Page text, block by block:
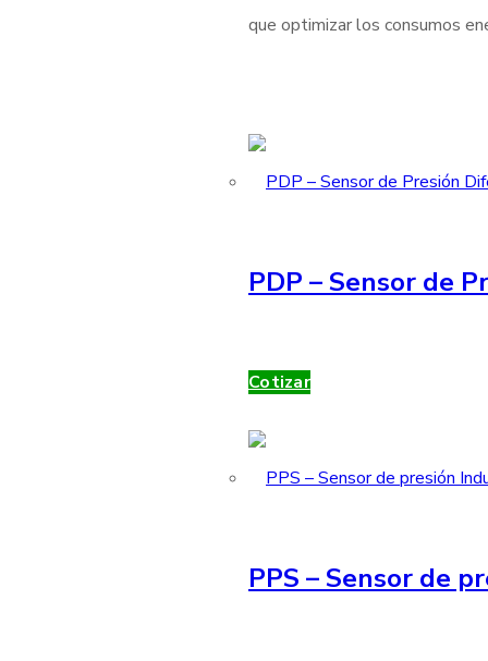
que optimizar los consumos
PDP – Sensor de
Cotizar
PPS – Sensor de